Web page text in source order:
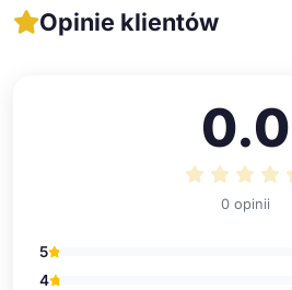
Opinie klientów
0.0
0 opinii
5
4